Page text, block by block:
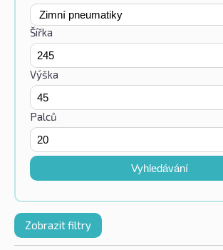
Šířka
Výška
Palců
Vyhledávání
Zobrazit filtry